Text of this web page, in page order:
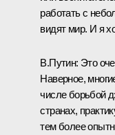
работать с
видят мир. И я
В.Путин: Это
Наверное,
числе борьбой
странах,
тем более